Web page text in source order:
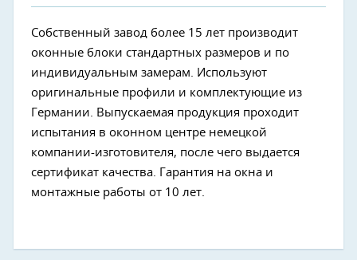
Собственный завод более 15 лет производит
оконные блоки стандартных размеров и по
индивидуальным замерам. Используют
оригинальные профили и комплектующие из
Германии. Выпускаемая продукция проходит
испытания в оконном центре немецкой
компании-изготовителя, после чего выдается
сертификат качества. Гарантия на окна и
монтажные работы от 10 лет.